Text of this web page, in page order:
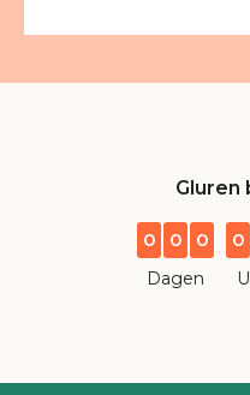
Gluren
0 0 0
Dagen
0